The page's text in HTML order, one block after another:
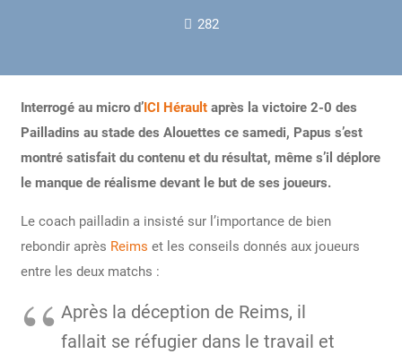
282
Interrogé au micro d’ICI Héraultaprès la victoire 2-0 des
Pailladins au stade des Alouettes ce samedi, Papus s’est
montré satisfait du contenu et du résultat, même s’il déplore
le manque de réalisme devant le but de ses joueurs.
Le coach pailladin a insisté sur l’importance de bien
rebondir après Reims et les conseils donnés aux joueurs
entre les deux matchs :
Après la déception de Reims, il
fallait se réfugier dans le travail et